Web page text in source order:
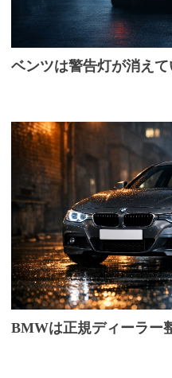
ベンツは警告灯が消え
BMWは正規ディーラー